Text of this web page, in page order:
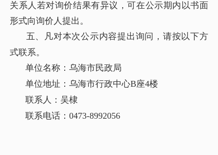
关系人若对询价结果有异议，可在公示期内以书面
形式向询价人提出。
五、凡对本次公示内容提出询问，请按以下方
式联系。
单位名称：乌海市民政局
单位地址：乌海市行政中心B座4楼
联系人：吴棣
联系电话：0473-8992056